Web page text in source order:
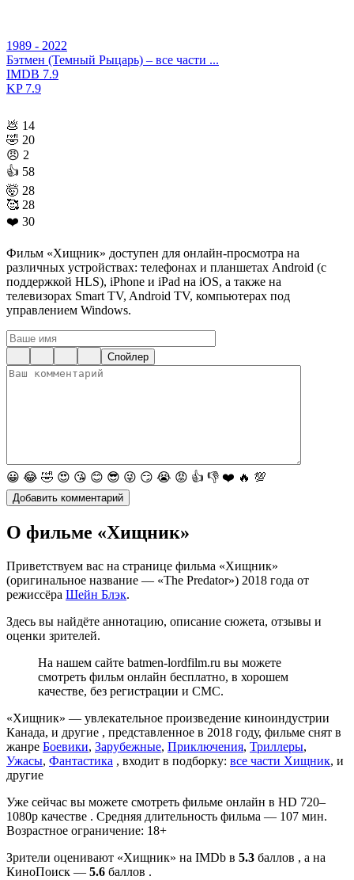
1989 - 2022
Бэтмен (Темный Рыцарь) – все части ...
IMDB 7.9
KP7.9
💩 14
🤣 20
😠 2
👍 58
🤯 28
🥰 28
❤️ 30
Фильм «Хищник» доступен для онлайн-просмотра на
различных устройствах: телефонах и планшетах Android (с
поддержкой HLS), iPhone и iPad на iOS, а также на
телевизорах Smart TV, Android TV, компьютерах под
управлением Windows.
Спойлер
😀 😂 🤣 😍 😘 😊 😎 😜 😏 😭 😡 👍 👎 ❤️ 🔥 💯
О фильме «Хищник»
Приветствуем вас на странице фильма «Хищник»
(оригинальное название — «The Predator») 2018 года от
режиссёра Шейн Блэк.
Здесь вы найдёте аннотацию, описание сюжета, отзывы и
оценки зрителей.
На нашем сайте batmen-lordfilm.ru вы можете
смотреть фильм онлайн бесплатно, в хорошем
качестве, без регистрации и СМС.
«Хищник» — увлекательное произведение киноиндустрии
Канада, и другие , представленное в 2018 году, фильме снят в
жанре Боевики, Зарубежные, Приключения, Триллеры,
Ужасы, Фантастика , входит в подборку: все части Хищник, и
другие
Уже сейчас вы можете смотреть фильме онлайн в HD 720–
1080p качестве . Средняя длительность фильма — 107 мин.
Возрастное ограничение: 18+
Зрители оценивают «Хищник» на IMDb в 5.3 баллов , а на
КиноПоиск — 5.6 баллов .